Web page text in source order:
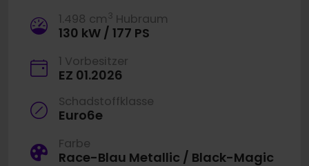
1.498 cm 3 Hubraum
130 kW / 177 PS
1 Vorbesitzer
EZ 01.2026
Schadstoffklasse
Euro6e
Farbe
Race-Blau Metallic / Black-Magic